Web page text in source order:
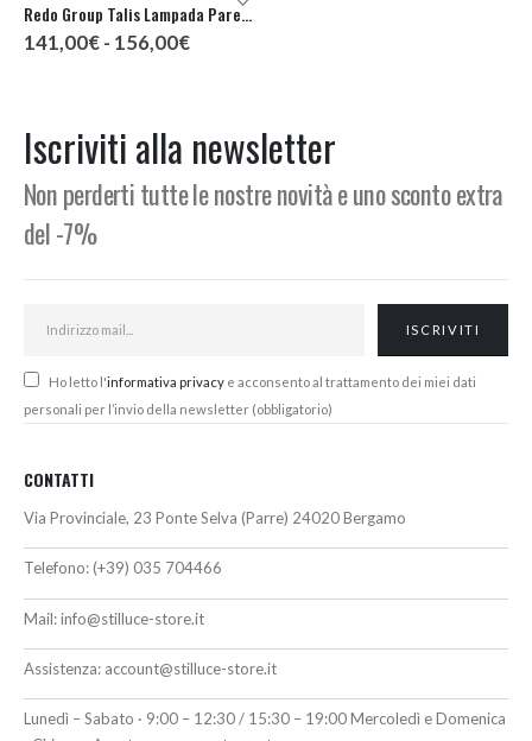
Redo Group Talis Lampada Parete 2 Luci
141,00€ - 156,00€Fascia
a
156,00€
Iscriviti alla newsletter
Non perderti tutte le nostre novità e uno sconto extra
del -7%
Ho letto l'informativa privacy e acconsento al trattamento dei miei dati
personali per l’invio della newsletter (obbligatorio)
CONTATTI
Via Provinciale, 23 Ponte Selva (Parre) 24020 Bergamo
Telefono: (+39) 035 704466
Mail:info@stilluce-store.it
Assistenza: account@stilluce-store.it
Lunedì – Sabato · 9:00 – 12:30 / 15:30 – 19:00 Mercoledì e Domenica